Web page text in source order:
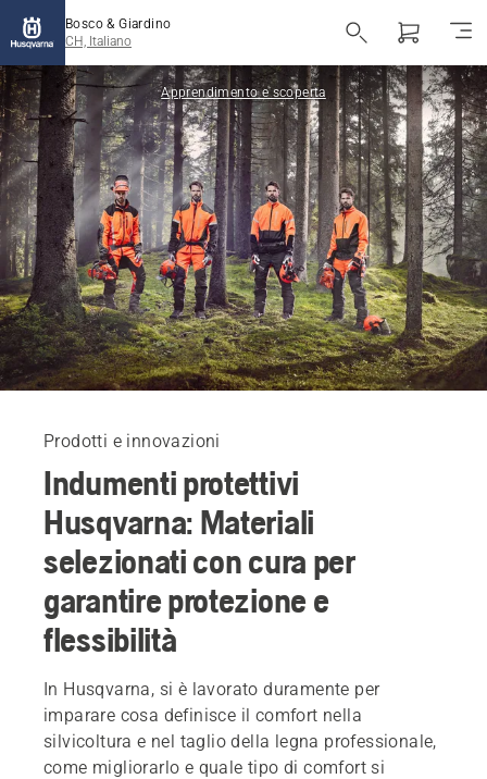
Bosco & Giardino
CH, Italiano
Apprendimento e scoperta
Prodotti e innovazioni
Indumenti protettivi
Husqvarna: Materiali
selezionati con cura per
garantire protezione e
flessibilità
In Husqvarna, si è lavorato duramente per
imparare cosa definisce il comfort nella
silvicoltura e nel taglio della legna professionale,
come migliorarlo e quale tipo di comfort si